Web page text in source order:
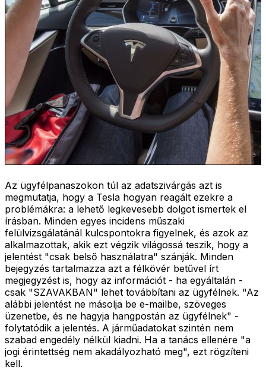
Az ügyfélpanaszokon túl az adatszivárgás azt is
megmutatja, hogy a Tesla hogyan reagált ezekre a
problémákra: a lehető legkevesebb dolgot ismertek el
írásban. Minden egyes incidens műszaki
felülvizsgálatánál kulcspontokra figyelnek, és azok az
alkalmazottak, akik ezt végzik világossá teszik, hogy a
jelentést "csak belső használatra" szánják. Minden
bejegyzés tartalmazza azt a félkövér betűvel írt
megjegyzést is, hogy az információt - ha egyáltalán -
csak "SZAVAKBAN" lehet továbbítani az ügyfélnek. "Az
alábbi jelentést ne másolja be e-mailbe, szöveges
üzenetbe, és ne hagyja hangpostán az ügyfélnek" -
folytatódik a jelentés. A járműadatokat szintén nem
szabad engedély nélkül kiadni. Ha a tanács ellenére "a
jogi érintettség nem akadályozható meg", ezt rögzíteni
kell.